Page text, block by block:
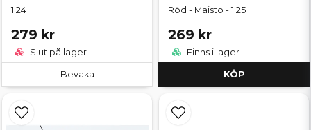
1:24
279 kr
Slut på lager
Bevaka
Röd - Maisto - 1:25
269 kr
Finns i lager
KÖP